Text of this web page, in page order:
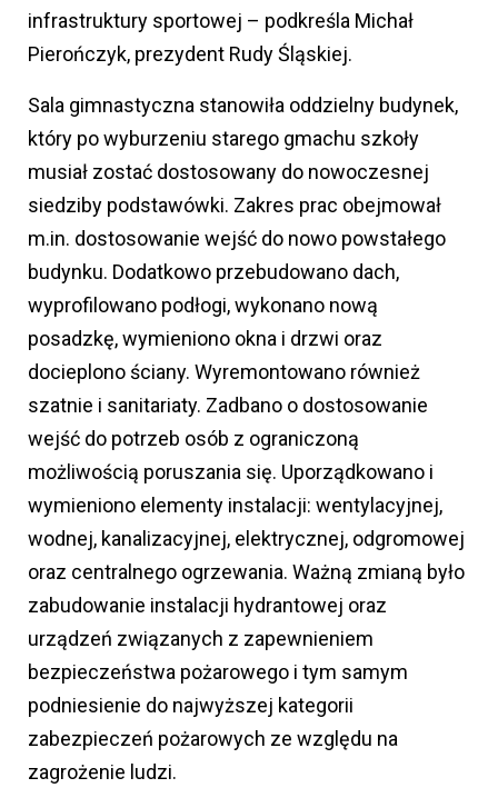
infrastruktury sportowej – podkreśla Michał
Pierończyk, prezydent Rudy Śląskiej.
Sala gimnastyczna stanowiła oddzielny budynek,
który po wyburzeniu starego gmachu szkoły
musiał zostać dostosowany do nowoczesnej
siedziby podstawówki. Zakres prac obejmował
m.in. dostosowanie wejść do nowo powstałego
budynku. Dodatkowo przebudowano dach,
wyprofilowano podłogi, wykonano nową
posadzkę, wymieniono okna i drzwi oraz
docieplono ściany. Wyremontowano również
szatnie i sanitariaty. Zadbano o dostosowanie
wejść do potrzeb osób z ograniczoną
możliwością poruszania się. Uporządkowano i
wymieniono elementy instalacji: wentylacyjnej,
wodnej, kanalizacyjnej, elektrycznej, odgromowej
oraz centralnego ogrzewania. Ważną zmianą było
zabudowanie instalacji hydrantowej oraz
urządzeń związanych z zapewnieniem
bezpieczeństwa pożarowego i tym samym
podniesienie do najwyższej kategorii
zabezpieczeń pożarowych ze względu na
zagrożenie ludzi.